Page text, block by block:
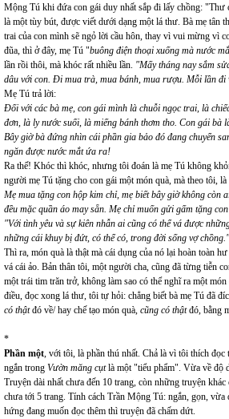
Mộng Tú khi đứa con gái duy nhất sắp đi lấy chồng:
là một tùy bút, được viết dưới dạng một lá thư. Bà mẹ tân
trai của con mình sẽ ngỏ lời cầu hôn, thay vì vui mừng vì
đũa, thì ở đây, mẹ Tú "buông điện thoại xuống mà nước
lần rồi thôi, mà khóc rất nhiều lần. "Mấy tháng nay sắm
dâu với con. Đi mua trà, mua bánh, mua rượu. Mỗi lần đi
Mẹ Tú trả lời:
Đối với các bà mẹ, con gái mình là chuỗi ngọc trai, là
đơn, là ly nước suối, là miếng bánh thơm tho. Con gái bà
Bây giờ bà đứng nhìn cái phần gia bảo đó đang chuyển
ngăn được nước mắt ứa ra!
Ra thế! Khóc thì khóc, nhưng tôi đoán là mẹ Tú không
người mẹ Tú tặng cho con gái một món quà, mà theo tôi,
Mẹ mua tặng con hộp kim chỉ, mẹ biết bây giờ không còn
đều mặc quần áo may sẵn. Mẹ chỉ muốn gửi gấm tặng
"Với tình yêu và sự kiên nhẫn ai cũng có thể vá được
những cái khuy bị đứt, có thể có, trong đời sống vợ chồng."
Thì ra, món quà là thật mà cái dụng của nó lại hoàn toàn
vá cái ảo. Bản thân tôi, một người cha, cũng đã từng tiễn
một trái tim trăn trở, không làm sao có thể nghĩ ra một
điều, đọc xong lá thư, tôi tự hỏi: chẳng biết bà mẹ Tú đã
có thậtđó về/ hay chế tạo món quà, cũng có thậtđó, bằng
*
Phần một, với tôi, là phần thú nhất. Chả là vì tôi thích
ngắn trong Vườn măng cụtlà một "tiểu phẩm". Vừa về độ
Truyện dài nhất chưa đến 10 trang, còn những truyện
chưa tới 5 trang. Tính cách Trần Mộng Tú: ngắn, gọn,
hứng đang muốn đọc thêm thì truyện đã chấm dứt.